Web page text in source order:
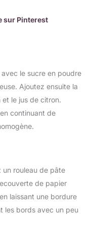
sur Pinterest
le sucre en poudre
Ajoutez ensuite la
le jus de citron.
continuant de
un rouleau de pâte
de papier
laissant une bordure
les bords avec un peu